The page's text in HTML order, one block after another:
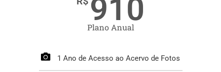
910
Plano Anual
1 Ano de Acesso ao Acervo de Fotos